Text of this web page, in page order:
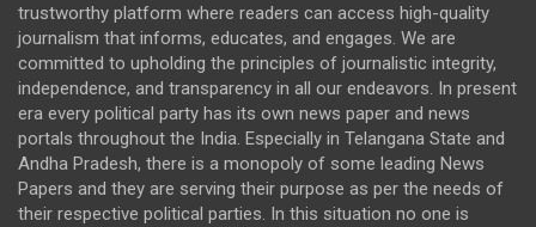
trustworthy platform where readers can access high-quality
journalism that informs, educates, and engages. We are
committed to upholding the principles of journalistic integrity,
independence, and transparency in all our endeavors. In present
era every political party has its own news paper and news
portals throughout the India. Especially in Telangana State and
Andha Pradesh, there is a monopoly of some leading News
Papers and they are serving their purpose as per the needs of
their respective political parties. In this situation no one is